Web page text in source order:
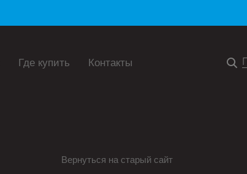
Где купить Контакты
Вернуться на старый сайт